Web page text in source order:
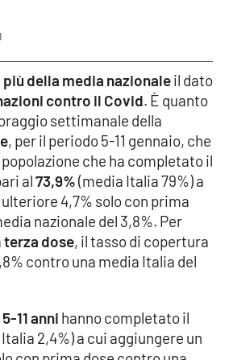
più della media nazionaleil dato
contro il Covid. È quanto
settimanale della
, per il periodo 5-11 gennaio, che
che ha completato il
al73,9%(media Italia 79%) a
4,7% solo con prima
nazionale del 3,8%. Per
terza dose, il tasso di copertura
contro una media Italia del
11 anni hanno completato il
2,4%) a cui aggiungere un